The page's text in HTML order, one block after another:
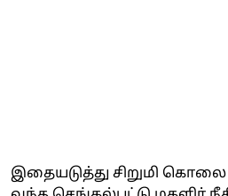
இதையடுத்து சிறுமி கொலை